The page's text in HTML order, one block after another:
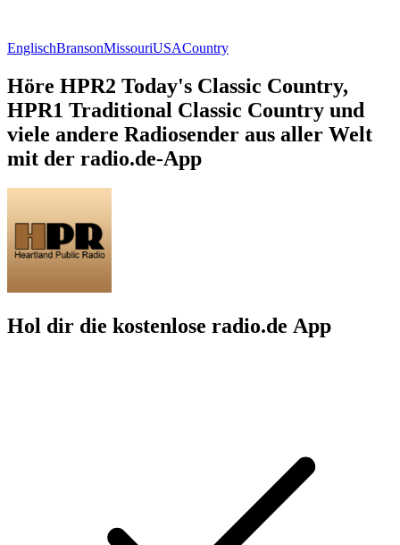
EnglischBransonMissouriUSACountry
Höre HPR2 Today's Classic Country,
HPR1 Traditional Classic Country und
viele andere Radiosender aus aller Welt
mit der radio.de-App
Hol dir die kostenlose radio.de App